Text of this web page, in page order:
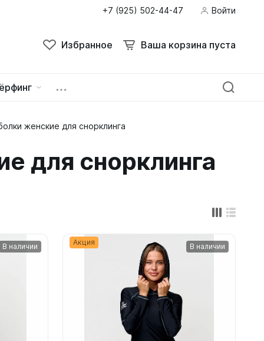
+7 (925) 502-44-47 Войти
Избранное Ваша корзина пуста
женские для снорклинга
для снорклинга
В наличии Акция В наличии